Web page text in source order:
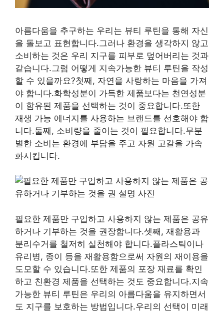
아름다움을 추구하는 우리는 뷰티 루틴을 통해 자신
을 돌보고 표현합니다.그러나 환경을 생각하지 않고
소비하는 것은 우리 지구를 피부로 덮어버리는 것과
같습니다.그럼 어떻게 지속가능한 뷰티 루틴을 작성
할 수 있을까요?첫째, 자연을 사랑하는 마음을 가져
야 합니다.화학성분이 가득한 제품보다는 천연성분
이 함유된 제품을 선택하는 것이 중요합니다.또한
재생 가능 에너지를 사용하는 브랜드를 선호해야 합
니다.둘째, 소비량을 줄이는 것이 필요합니다.무분
별한 소비는 환경에 부담을 주고 자원 고갈을 가속
화시킵니다.
필요한 제품만 구입하고 사용하지 않는 제품은 공유
하거나 기부하는 것을 권장합니다.셋째, 재활용과
분리수거를 철저히 실천해야 합니다.플라스틱이나
유리병, 종이 등을 재활용함으로써 자원의 재이용을
도모할 수 있습니다.또한 제품의 포장 재료를 확인
하고 친환경 제품을 선택하는 것도 중요합니다.지속
가능한 뷰티 루틴은 우리의 아름다움을 유지하면서
도 지구를 보호하는 방법입니다.우리의 선택이 미래